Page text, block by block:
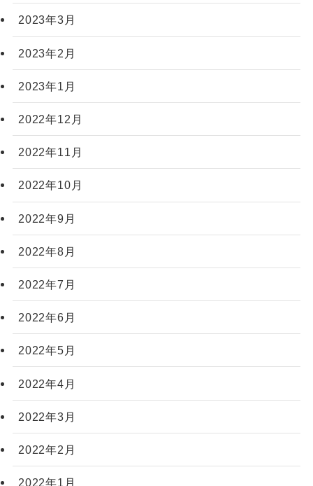
2023年3月
2023年2月
2023年1月
2022年12月
2022年11月
2022年10月
2022年9月
2022年8月
2022年7月
2022年6月
2022年5月
2022年4月
2022年3月
2022年2月
2022年1月